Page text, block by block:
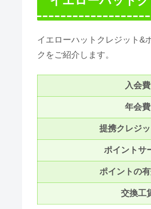
イエローハットクレジット&
クをご紹介します。
入会費
年会費
提携クレジ
ポイントサ
ポイントの
交換工